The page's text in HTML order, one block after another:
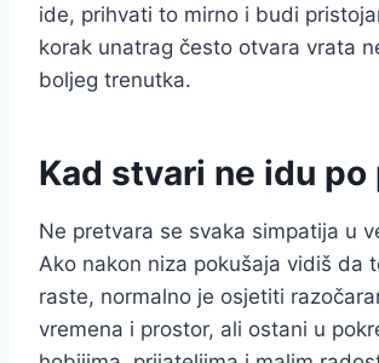
ide, prihvati to mirno i budi
korak unatrag često otvara vrata
boljeg trenutka.
Kad stvari ne idu po
Ne pretvara se svaka simpatija u
Ako nakon niza pokušaja vidiš da
raste, normalno je osjetiti
vremena i prostor, ali ostani u